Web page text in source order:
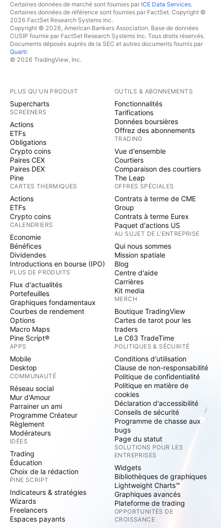
Certaines données de marché sont fournies par ICE Data Services.
Certaines données de référence sont fournies par FactSet. Copyright ©
2026 FactSet Research Systems Inc.
Copyright © 2026, American Bankers Association. Base de données
CUSIP fournie par FactSet Research Systems Inc. Tous droits réservés.
Documents déposés auprès de la SEC et autres documents fournis par
Quartr.
© 2026 TradingView, Inc.
PLUS QU'UN PRODUIT
Supercharts
SCREENERS
Actions
ETFs
Obligations
Crypto coins
Paires CEX
Paires DEX
Pine
CARTES THERMIQUES
Actions
ETFs
Crypto coins
CALENDRIERS
Economie
Bénéfices
Dividendes
Introductions en bourse (IPO)
PLUS DE PRODUITS
Flux d'actualités
Portefeuilles
Graphiques fondamentaux
Courbes de rendement
Options
Macro Maps
Pine Script®
APPS
Mobile
Desktop
COMMUNAUTÉ
Réseau social
Mur d'Amour
Parrainer un ami
Programme Créateur
Règlement
Modérateurs
IDÉES
Trading
Éducation
Choix de la rédaction
PINE SCRIPT
Indicateurs & stratégies
Wizards
Freelancers
Espaces payants
OUTILS & ABONNEMENTS
Fonctionnalités
Tarifications
Données boursières
Offrez des abonnements
TRADING
Vue d'ensemble
Courtiers
Comparaison des courtiers
The Leap
OFFRES SPÉCIALES
Contrats à terme de CME
Group
Contrats à terme Eurex
Paquet d'actions US
AU SUJET DE L'ENTREPRISE
Qui nous sommes
Mission spatiale
Blog
Centre d'aide
Carrières
Kit media
MERCH
Boutique TradingView
Cartes de tarot pour les
traders
Le C63 TradeTime
POLITIQUES & SÉCURITÉ
Conditions d'utilisation
Clause de non-responsabilité
Politique de confidentialité
Politique en matière de
cookies
Déclaration d'accessibilité
Conseils de sécurité
Programme de chasse aux
bugs
Page du statut
SOLUTIONS POUR LES
ENTREPRISES
Widgets
Bibliothèques de graphiques
Lightweight Charts™
Graphiques avancés
Plateforme de trading
OPPORTUNITÉS DE
CROISSANCE